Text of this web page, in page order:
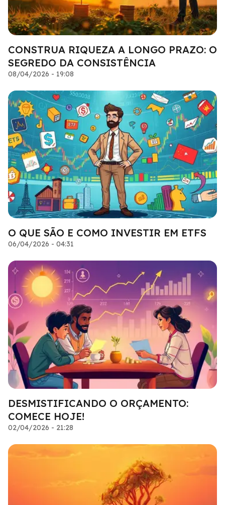
CONSTRUA RIQUEZA A LONGO PRAZO: O
SEGREDO DA CONSISTÊNCIA
08/04/2026 - 19:08
O QUE SÃO E COMO INVESTIR EM ETFS
06/04/2026 - 04:31
DESMISTIFICANDO O ORÇAMENTO:
COMECE HOJE!
02/04/2026 - 21:28